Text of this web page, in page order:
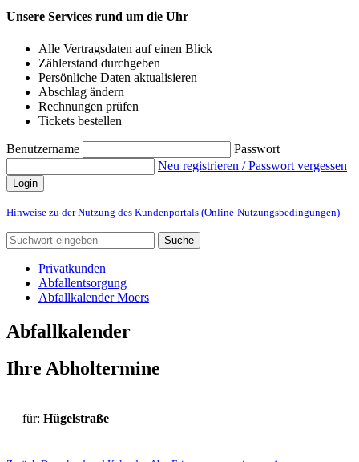
Unsere Services rund um die Uhr
Alle Vertragsdaten auf einen Blick
Zählerstand durchgeben
Persönliche Daten aktualisieren
Abschlag ändern
Rechnungen prüfen
Tickets bestellen
Benutzername
Passwort
Neu registrieren / Passwort vergessen
Login
Hinweise zu der Nutzung des Kundenportals (Online-Nutzungsbedingungen)
Suche
Privatkunden
Abfallentsorgung
Abfallkalender Moers
Abfallkalender
Ihre Abholtermine
für: Hügelstraße